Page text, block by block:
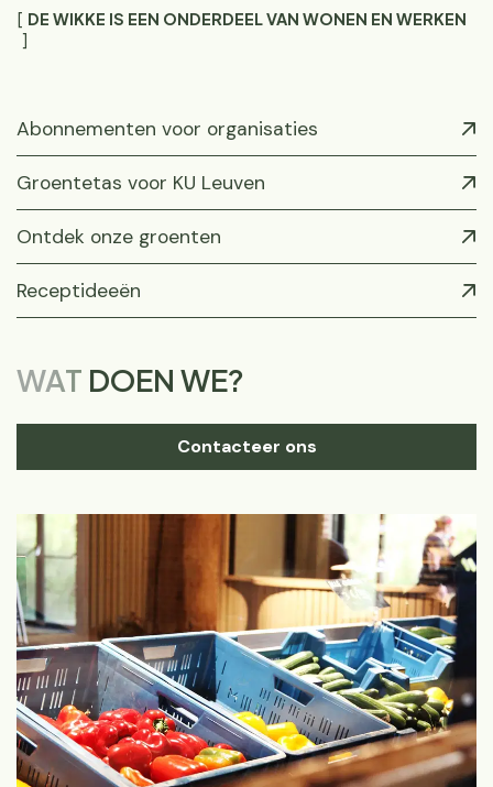
DE WIKKE IS EEN ONDERDEEL VAN WONEN EN WERKEN
Abonnementen voor organisaties
Groentetas voor KU Leuven
Ontdek onze groenten
Receptideeën
WAT DOEN WE?
Contacteer ons